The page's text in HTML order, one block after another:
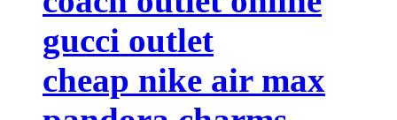
gucci outlet
cheap nike air max